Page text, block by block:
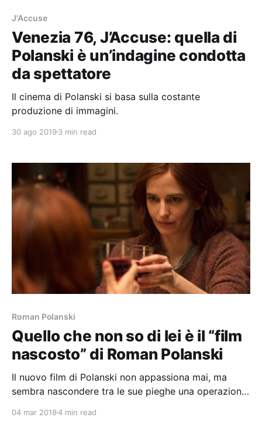
J'Accuse
Venezia 76, J’Accuse: quella di
Polanski è un’indagine condotta
da spettatore
Il cinema di Polanski si basa sulla costante
produzione di immagini.
30 ago 2019 3 min read
Roman Polanski
Quello che non so di lei è il “film
nascosto” di Roman Polanski
Il nuovo film di Polanski non appassiona mai, ma
sembra nascondere tra le sue pieghe una operazione
04 mar 20184 min read